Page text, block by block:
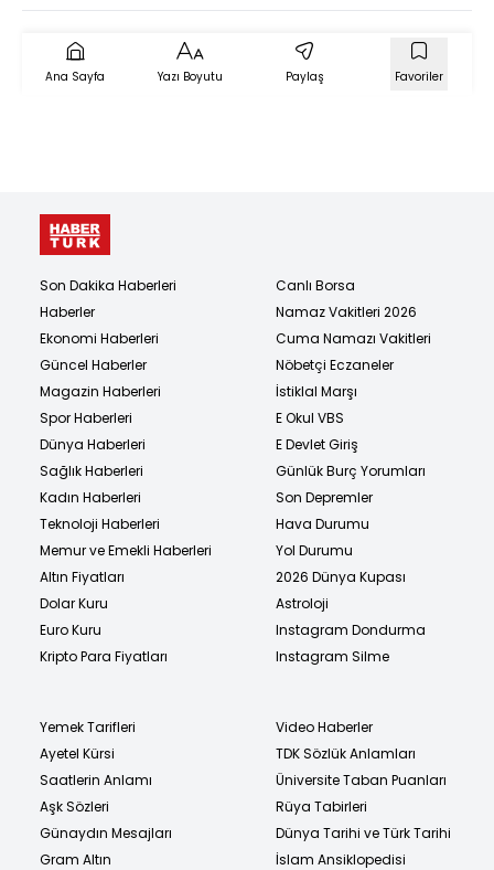
Maç Özel
Ana Sayfa Yazı Boyutu Paylaş Favoriler
Son Dakika Haberleri
Haberler
Ekonomi Haberleri
Güncel Haberler
Magazin Haberleri
Spor Haberleri
Dünya Haberleri
Sağlık Haberleri
Kadın Haberleri
Teknoloji Haberleri
Memur ve Emekli Haberleri
Altın Fiyatları
Dolar Kuru
Euro Kuru
Kripto Para Fiyatları
Canlı Borsa
Namaz Vakitleri 2026
Cuma Namazı Vakitleri
Nöbetçi Eczaneler
İstiklal Marşı
E Okul VBS
E Devlet Giriş
Günlük Burç Yorumları
Son Depremler
Hava Durumu
Yol Durumu
2026 Dünya Kupası
Astroloji
Instagram Dondurma
Instagram Silme
Yemek Tarifleri
Ayetel Kürsi
Saatlerin Anlamı
Aşk Sözleri
Günaydın Mesajları
Gram Altın
Video Haberler
TDK Sözlük Anlamları
Üniversite Taban Puanları
Rüya Tabirleri
Dünya Tarihi ve Türk Tarihi
İslam Ansiklopedisi